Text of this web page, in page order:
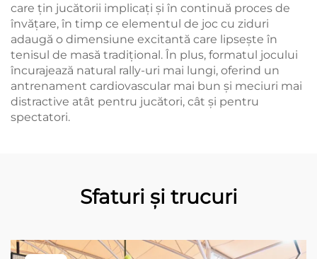
care țin jucătorii implicați și în continuă proces de
învățare, în timp ce elementul de joc cu ziduri
adaugă o dimensiune excitantă care lipsește în
tenisul de masă tradițional. În plus, formatul jocului
încurajează natural rally-uri mai lungi, oferind un
antrenament cardiovascular mai bun și meciuri mai
distractive atât pentru jucători, cât și pentru
spectatori.
Sfaturi și trucuri